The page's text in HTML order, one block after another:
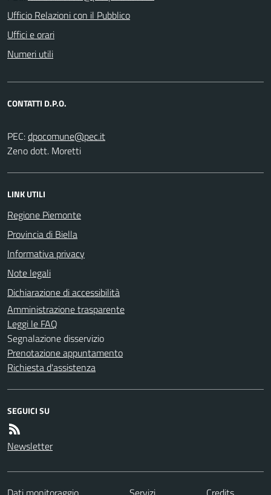
Ufficio Relazioni con il Pubblico
Uffici e orari
Numeri utili
CONTATTI D.P.O.
PEC:
Zeno dott. Moretti
LINK UTILI
Regione Piemonte
Provincia di Biella
Informativa privacy
Note legali
Dichiarazione di accessibilità
Amministrazione trasparente
Leggi le FAQ
Segnalazione disservizio
Prenotazione appuntamento
Richiesta d'assistenza
SEGUICI SU
Newsletter